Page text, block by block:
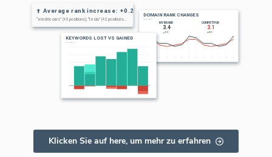
Klicken Sie auf here, um mehr zu erfahren